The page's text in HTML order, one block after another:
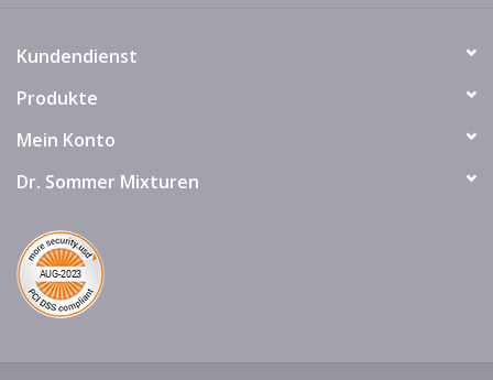
Kundendienst
Produkte
Mein Konto
Dr. Sommer Mixturen